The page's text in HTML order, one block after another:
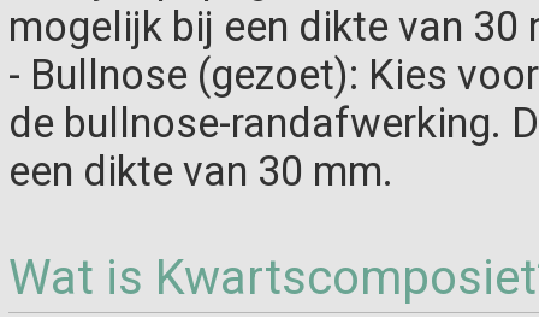
mogelijk bij een dikte van 30
- Bullnose (gezoet): Kies
de bullnose-randafwerking.
een dikte van 30 mm.
Wat is